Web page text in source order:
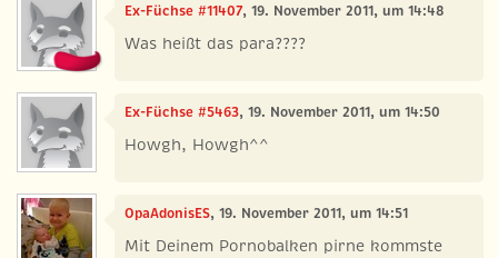
Ex-Füchse #11407, 19. November 2011, um 14:48
Was heißt das para????
Ex-Füchse #5463, 19. November 2011, um 14:50
Howgh, Howgh^^
OpaAdonisES, 19. November 2011, um 14:51
Mit Deinem Pornobalken pirne kommste